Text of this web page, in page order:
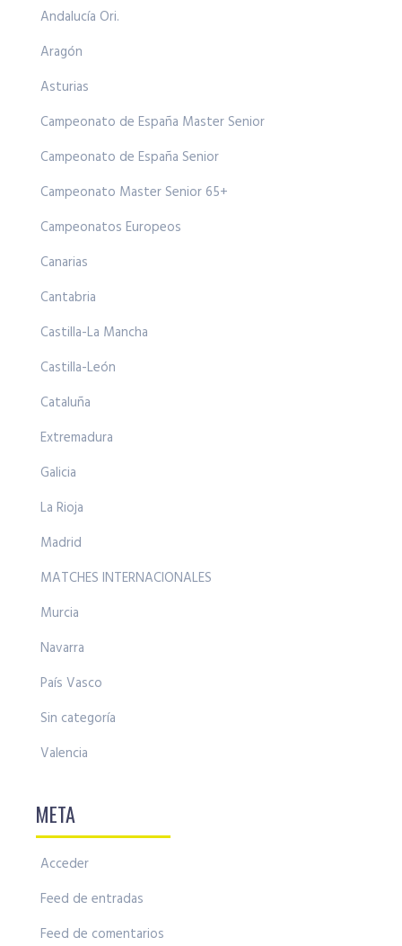
Andalucía Ori.
Aragón
Asturias
Campeonato de España Master Senior
Campeonato de España Senior
Campeonato Master Senior 65+
Campeonatos Europeos
Canarias
Cantabria
Castilla-La Mancha
Castilla-León
Cataluña
Extremadura
Galicia
La Rioja
Madrid
MATCHES INTERNACIONALES
Murcia
Navarra
País Vasco
Sin categoría
Valencia
META
Acceder
Feed de entradas
Feed de comentarios